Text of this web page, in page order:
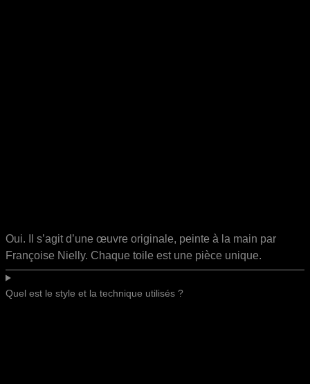
Oui. Il s’agit d’une œuvre originale, peinte à la main par
Françoise Nielly. Chaque toile est une pièce unique.
Quel est le style et la technique utilisés ?